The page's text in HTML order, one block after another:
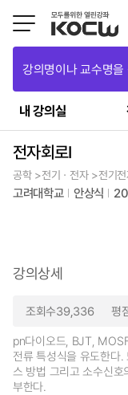
강의명이나 교수명
내 강의실
전자회로I
공학 >전기ㆍ전자 >전기
고려대학교 안상식
강의상세
조회수39,336 평
pn다이오드, BJT,
전류 특성식을 유도한다
스 방법 그리고 소수신
부한다.